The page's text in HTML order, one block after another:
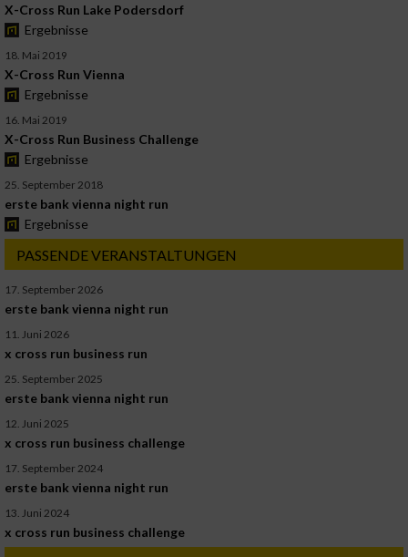
X-Cross Run Lake Podersdorf
Ergebnisse
18. Mai 2019
X-Cross Run Vienna
Ergebnisse
16. Mai 2019
X-Cross Run Business Challenge
Ergebnisse
25. September 2018
erste bank vienna night run
Ergebnisse
PASSENDE VERANSTALTUNGEN
17. September 2026
erste bank vienna night run
11. Juni 2026
x cross run business run
25. September 2025
erste bank vienna night run
12. Juni 2025
x cross run business challenge
17. September 2024
erste bank vienna night run
13. Juni 2024
x cross run business challenge